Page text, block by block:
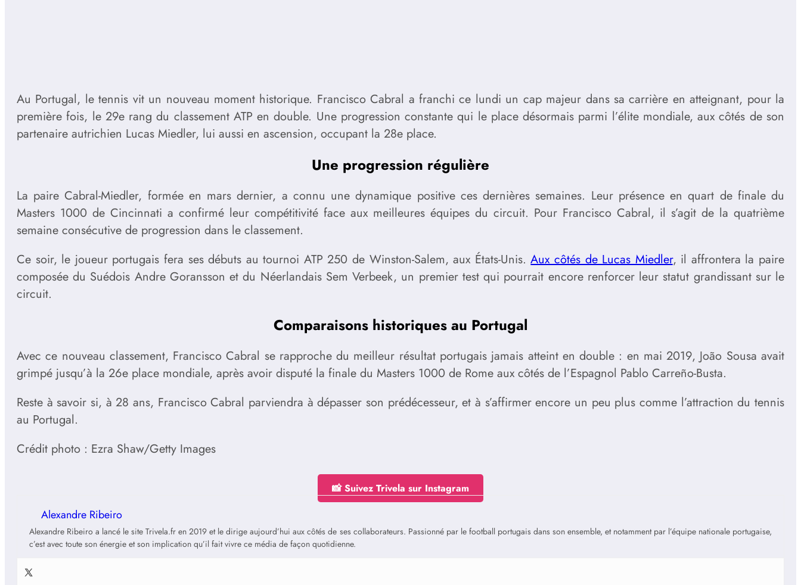
Au Portugal, le tennis vit un nouveau moment historique. Francisco Cabral a franchi ce lundi un cap majeur dans sa carrière en atteignant, pour la
première fois, le 29e rang du classement ATP en double. Une progression constante qui le place désormais parmi l’élite mondiale, aux côtés de son
partenaire autrichien Lucas Miedler, lui aussi en ascension, occupant la 28e place.
Une progression régulière
La paire Cabral-Miedler, formée en mars dernier, a connu une dynamique positive ces dernières semaines. Leur présence en quart de finale du
Masters 1000 de Cincinnati a confirmé leur compétitivité face aux meilleures équipes du circuit. Pour Francisco Cabral, il s’agit de la quatrième
semaine consécutive de progression dans le classement.
Ce soir, le joueur portugais fera ses débuts au tournoi ATP 250 de Winston-Salem, aux États-Unis.Aux côtés de Lucas Miedler, il affrontera la paire
composée du Suédois Andre Goransson et du Néerlandais Sem Verbeek, un premier test qui pourrait encore renforcer leur statut grandissant sur le
circuit.
Comparaisons historiques au Portugal
Avec ce nouveau classement, Francisco Cabral se rapproche du meilleur résultat portugais jamais atteint en double : en mai 2019, João Sousa avait
grimpé jusqu’à la 26e place mondiale, après avoir disputé la finale du Masters 1000 de Rome aux côtés de l’Espagnol Pablo Carreño-Busta.
Reste à savoir si, à 28 ans, Francisco Cabral parviendra à dépasser son prédécesseur, et à s’affirmer encore un peu plus comme l’attraction du tennis
au Portugal.
Crédit photo : Ezra Shaw/Getty Images
📸 Suivez Trivela sur Instagram
Alexandre Ribeiro
Alexandre Ribeiro a lancé le site Trivela.fr en 2019 et le dirige aujourd’hui aux côtés de ses collaborateurs. Passionné par le football portugais dans son ensemble, et notamment par l’équipe nationale portugaise,
c’est avec toute son énergie et son implication qu’il fait vivre ce média de façon quotidienne.